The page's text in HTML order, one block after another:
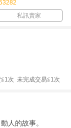
私訊賣家
次 未完成交易≦1次
人的故事。